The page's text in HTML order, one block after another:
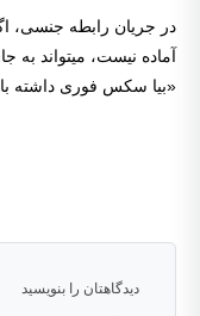
در جریان رابطه جنسی،
آماده نیست، می­تواند به
«بیا سکس فوری داشته
دیدگاهتان را بنویسید